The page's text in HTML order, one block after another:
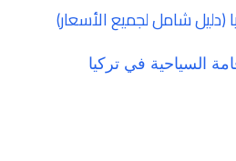
(دليل شامل لجميع الأسعار)
السياحية في تركيا